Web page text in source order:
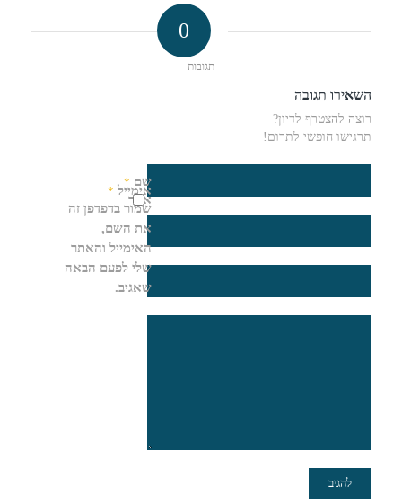
0
תגובות
השאירו תגובה
רוצה להצטרף לדיון?
תרגישו חופשי לתרום!
שם *
אימייל *
אתר
שמור בדפדפן זה
את השם,
האימייל והאתר
שלי לפעם הבאה
שאגיב.